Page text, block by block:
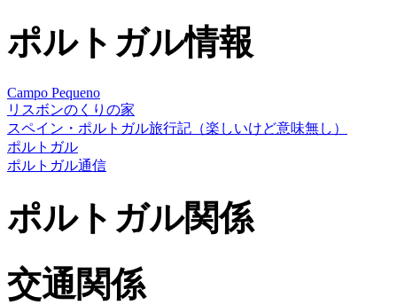
ポルトガル情報
Campo Pequeno
リスボンのくりの家
スペイン・ポルトガル旅行記（楽しいけど意味無し）
ポルトガル
ポルトガル通信
ポルトガル関係
交通関係